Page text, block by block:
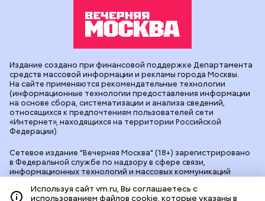
Сетевое издание "Вечерняя Москва" (18+) зарегистрировано
в Федеральной службе по надзору в сфере связи,
информационных технологий и массовых коммуникаций
90524 от 09.12.2025. Учредитель: АО "Редакция газеты
Издание создано при финансовой поддержке Департамента
средств массовой информации и рекламы города Москвы.
На сайте применяются рекомендательные технологии
(информационные технологии предоставления информации
на основе сбора, систематизации и анализа сведений,
относящихся к предпочтениям пользователей сети
«Интернет», находящихся на территории Российской
Федерации).
Используя сайт vm.ru, Вы соглашаетесь с
использованием файлов cookie, которые указаны в